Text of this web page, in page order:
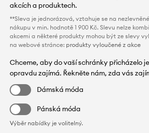
akcích a produktech.
**Sleva je jednorázová, vztahuje se na
nákupu v min. hodnotě 1 900 Kč. Slevu nelze
akcemi a některé produkty mohou být ze slevy
na webové stránce: produkty vyloučené z akce
Chceme, aby do vaší schránky přicházelo
opravdu zajímá. Řekněte nám, zda vás
Dámská móda
Pánská móda
Výběr nabídky je volitelný.